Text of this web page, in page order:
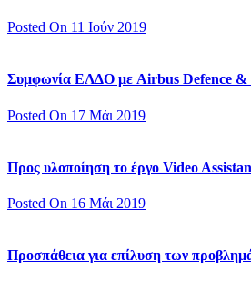
Posted On 11 Ιούν 2019
Συμφωνία ΕΛΔΟ με Airbus Defence &
Posted On 17 Μάι 2019
Προς υλοποίηση το έργο Video
Posted On 16 Μάι 2019
Προσπάθεια για επίλυση των